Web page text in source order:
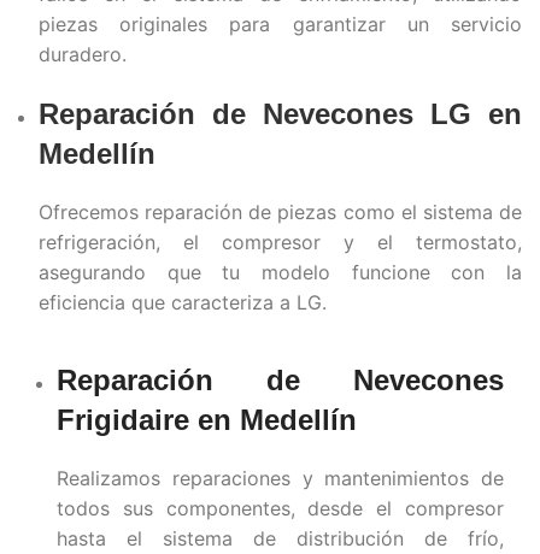
piezas originales para garantizar un servicio
duradero.
Reparación de Nevecones LG en
Medellín
Ofrecemos reparación de piezas como el sistema de
refrigeración, el compresor y el termostato,
asegurando que tu modelo funcione con la
eficiencia que caracteriza a LG.
Reparación de Nevecones
Frigidaire en Medellín
Realizamos reparaciones y mantenimientos de
todos sus componentes, desde el compresor
hasta el sistema de distribución de frío,